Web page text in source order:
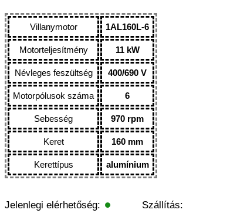
Villanymotor 1AL160L-6
Motorteljesítmény 11 kW
Névleges feszültség 400/690 V
Motorpólusok száma 6
Sebesség 970 rpm
Keret 160 mm
Kerettípus alumínium
Jelenlegi elérhetőség:
Szállítás: